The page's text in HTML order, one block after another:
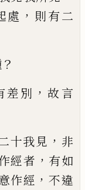
處 ， 則有二
？
差別 ，故言
十我見 ， 非
經者 ， 有如
作經 ，不違